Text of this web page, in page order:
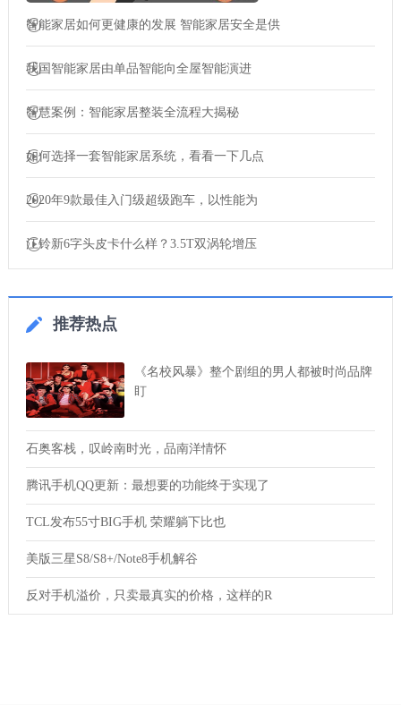
智能家居如何更健康的发展 智能家居安全是供
我国智能家居由单品智能向全屋智能演进
智慧案例：智能家居整装全流程大揭秘
如何选择一套智能家居系统，看看一下几点
2020年9款最佳入门级超级跑车，以性能为
江铃新6字头皮卡什么样？3.5T双涡轮增压
推荐热点
《名校风暴》整个剧组的男人都被时尚品牌
盯
石奥客栈，叹岭南时光，品南洋情怀
腾讯手机QQ更新：最想要的功能终于实现了
TCL发布55寸BIG手机 荣耀躺下比也
美版三星S8/S8+/Note8手机解谷
反对手机溢价，只卖最真实的价格，这样的R